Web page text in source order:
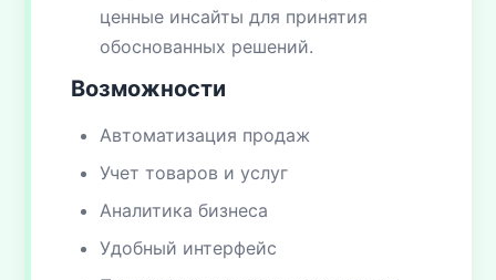
ценные инсайты для принятия
обоснованных решений.
Возможности
Автоматизация продаж
Учет товаров и услуг
Аналитика бизнеса
Удобный интерфейс